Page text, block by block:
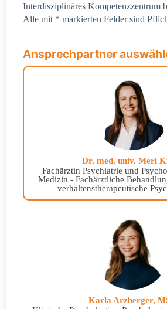
Interdisziplinäres Kompetenzzentrum
Alle mit * markierten Felder sind
Ansprechpartner
Dr. med. univ. Meri
Fachärztin Psychiatrie und
Medizin - Fachärztliche
verhaltenstherapeutische
Karla Arzberger,